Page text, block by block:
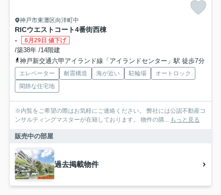
神戸市東灘区向洋町中
RICウエストコート4番街西棟
-
6月29日 値下げ
/築38年 /14階建
神戸新交通六甲アイランド線「アイランドセンター」駅 徒歩7分
エレベーター 耐震構造 海が近い 駐輪場
オートロック
閑静な住宅地
※内覧をご希望の際はお気軽にご連絡ください。 弊社には公認不動産コ
ンサルティングマスターが在籍しております。 物件の購... もっと見る
販売中の部屋
過去掲載物件